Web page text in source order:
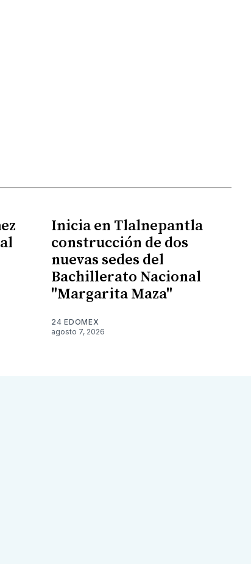
Inicia en Tlalnepantla
construcción de dos
nuevas sedes del
Bachillerato Nacional
"Margarita Maza"
24 EDOMEX
agosto 7, 2026